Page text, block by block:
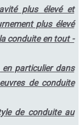
plus élevé et
plus élevé
conduite en tout -
en particulier dans
de conduite
de conduite au